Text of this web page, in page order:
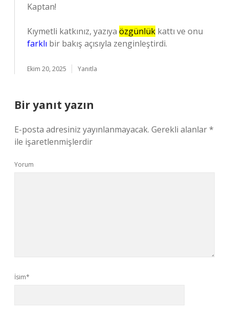
Kaptan!
Kıymetli katkınız, yazıya özgünlük kattı ve onu
farklı bir bakış açısıyla zenginleştirdi.
Ekim 20, 2025 Yanıtla
Bir yanıt yazın
E-posta adresiniz yayınlanmayacak. Gerekli alanlar*
ile işaretlenmişlerdir
Yorum
İsim*